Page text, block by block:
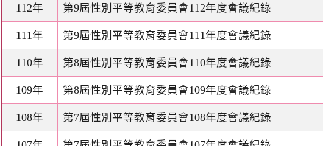
112年 第9屆性別平等教育委員會112年度會議紀錄
111年 第9屆性別平等教育委員會111年度會議紀錄
110年 第8屆性別平等教育委員會110年度會議紀錄
109年 第8屆性別平等教育委員會109年度會議紀錄
108年 第7屆性別平等教育委員會108年度會議紀錄